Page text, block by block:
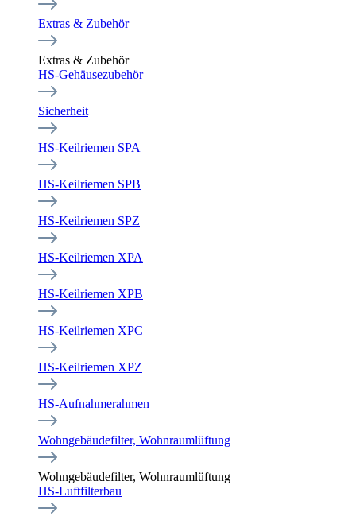
Extras & Zubehör
Extras & Zubehör
HS-Gehäusezubehör
Sicherheit
HS-Keilriemen SPA
HS-Keilriemen SPB
HS-Keilriemen SPZ
HS-Keilriemen XPA
HS-Keilriemen XPB
HS-Keilriemen XPC
HS-Keilriemen XPZ
HS-Aufnahmerahmen
Wohngebäudefilter, Wohnraumlüftung
Wohngebäudefilter, Wohnraumlüftung
HS-Luftfilterbau